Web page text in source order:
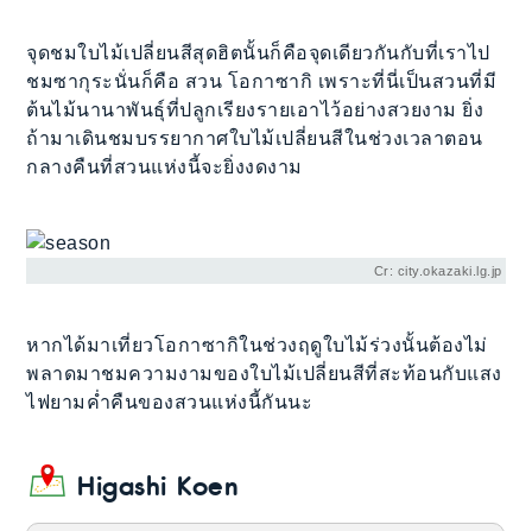
จุดชมใบไม้เปลี่ยนสีสุดฮิตนั้นก็คือจุดเดียวกันกับที่เราไป
ชมซากุระนั่นก็คือ สวน โอกาซากิ เพราะที่นี่เป็นสวนที่มี
ต้นไม้นานาพันธุ์ที่ปลูกเรียงรายเอาไว้อย่างสวยงาม ยิ่ง
ถ้ามาเดินชมบรรยากาศใบไม้เปลี่ยนสีในช่วงเวลาตอน
กลางคืนที่สวนแห่งนี้จะยิ่งงดงาม
Cr: city.okazaki.lg.jp
หากได้มาเที่ยวโอกาซากิในช่วงฤดูใบไม้ร่วงนั้นต้องไม่
พลาดมาชมความงามของใบไม้เปลี่ยนสีที่สะท้อนกับแสง
ไฟยามค่ำคืนของสวนแห่งนี้กันนะ
Higashi Koen